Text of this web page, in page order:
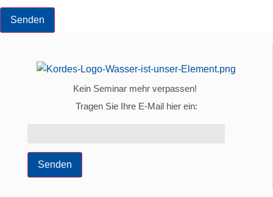
Senden
Kein Seminar mehr verpassen!
Tragen Sie Ihre E-Mail hier ein:
Senden